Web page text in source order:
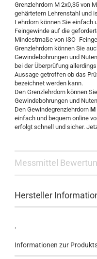
Grenzlehrdorn M 2x0,35 von
gehärtetem Lehrenstahl und
Lehrdorn können Sie einfach
Feingewinde auf die
Mindestmaße von ISO-
Grenzlehrdorn können Sie
Gewindebohrungen und
bei der Überprüfung
Aussage getroffen ob das
bezeichnet werden kann.
Den Grenzlehrdorn können
Gewindebohrungen und
Den Gewindegrenzlehrdorn M
einfach und bequem online
erfolgt schnell und sicher.
Messmittel
Hersteller
.
Informationen zur